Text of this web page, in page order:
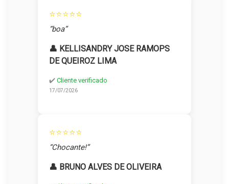
⭐⭐⭐⭐⭐
“boa”
👤 KELLISANDRY JOSE RAMOPS
DE QUEIROZ LIMA
✔️ Cliente verificado
17/07/2026
⭐⭐⭐⭐⭐
“Chocante!”
👤 BRUNO ALVES DE OLIVEIRA